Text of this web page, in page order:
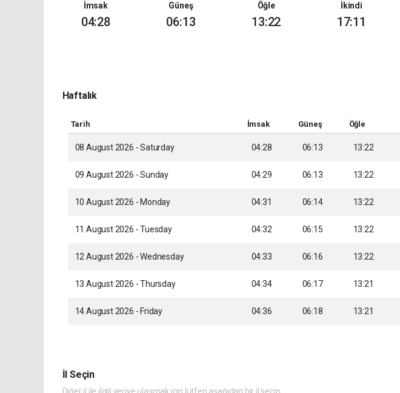
İmsak
04:28
Güneş
06:13
Öğle
13:22
İkindi
17:11
Haftalık
Tarih İmsak Güneş Öğle
08 August 2026 - Saturday 04:28 06:13 13:22
09 August 2026 - Sunday 04:29 06:13 13:22
10 August 2026 - Monday 04:31 06:14 13:22
11 August 2026 - Tuesday 04:32 06:15 13:22
12 August 2026 - Wednesday 04:33 06:16 13:22
13 August 2026 - Thursday 04:34 06:17 13:21
14 August 2026 - Friday 04:36 06:18 13:21
İl Seçin